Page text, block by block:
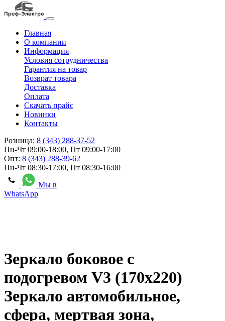
Главная
О компании
Информация
Условия сотрудничества
Гарантия на товар
Возврат товара
Доставка
Оплата
Скачать прайс
Новинки
Контакты
Розница: 8 (343) 288-37-52
Пн-Чт 09:00-18:00, Пт 09:00-17:00
Опт: 8 (343) 288-39-62
Пн-Чт 08:30-17:00, Пт 08:30-16:00
Мы в
WhatsApp
Зеркало боковое с
подогревом V3 (170х220)
Зеркало автомобильное,
сфера, мертвая зона,